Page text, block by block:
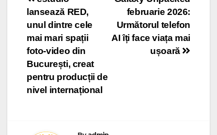
navigation
februarie 2026:
Următorul telefon
AI îți face viața mai
ușoară
lansează RED,
unul dintre cele
mai mari spații
foto-video din
București, creat
pentru producții de
nivel internațional